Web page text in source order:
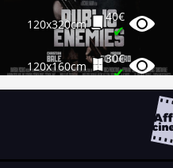
120x320cm
40€
✔
120x160cm
30€
✔